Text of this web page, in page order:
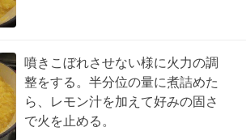
噴きこぼれさせない様に火力の調
整をする。半分位の量に煮詰めた
ら、レモン汁を加えて好みの固さ
で火を止める。